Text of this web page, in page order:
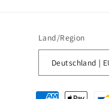
Land/Region
Zahlungsmethoden